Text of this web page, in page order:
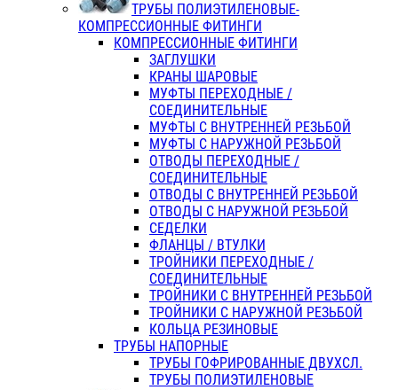
ТРУБЫ ПОЛИЭТИЛЕНОВЫЕ-
КОМПРЕССИОННЫЕ ФИТИНГИ
КОМПРЕССИОННЫЕ ФИТИНГИ
ЗАГЛУШКИ
КРАНЫ ШАРОВЫЕ
МУФТЫ ПЕРЕХОДНЫЕ /
СОЕДИНИТЕЛЬНЫЕ
МУФТЫ С ВНУТРЕННЕЙ РЕЗЬБОЙ
МУФТЫ С НАРУЖНОЙ РЕЗЬБОЙ
ОТВОДЫ ПЕРЕХОДНЫЕ /
СОЕДИНИТЕЛЬНЫЕ
ОТВОДЫ С ВНУТРЕННЕЙ РЕЗЬБОЙ
ОТВОДЫ С НАРУЖНОЙ РЕЗЬБОЙ
СЕДЕЛКИ
ФЛАНЦЫ / ВТУЛКИ
ТРОЙНИКИ ПЕРЕХОДНЫЕ /
СОЕДИНИТЕЛЬНЫЕ
ТРОЙНИКИ С ВНУТРЕННЕЙ РЕЗЬБОЙ
ТРОЙНИКИ С НАРУЖНОЙ РЕЗЬБОЙ
КОЛЬЦА РЕЗИНОВЫЕ
ТРУБЫ НАПОРНЫЕ
ТРУБЫ ГОФРИРОВАННЫЕ ДВУХСЛ.
ТРУБЫ ПОЛИЭТИЛЕНОВЫЕ